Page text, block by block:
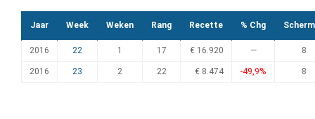
Jaar Week Weken Rang Recette % Chg
2016 22 1 17 € 16.920 — 8
2016 23 2 22 € 8.474 -49,9% 8